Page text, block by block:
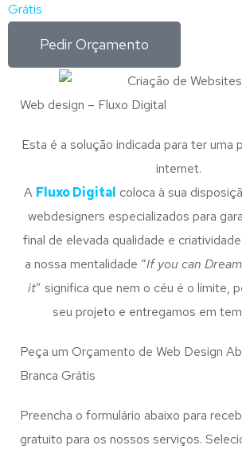
Grátis
Pedir Orçamento
Web design – Fluxo Digital
Esta é a solução indicada para ter uma
internet.
A Fluxo Digital coloca à sua
webdesigners especializados para
final de elevada qualidade e
a nossa mentalidade “If you can
it” significa que nem o céu é o limite,
seu projeto e entregamos em
Peça um Orçamento de Web Design
Branca Grátis
Preencha o formulário abaixo para
gratuito para os nossos serviços.